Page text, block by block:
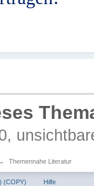
Themennahe Literatur
(COPY)
Hilfe